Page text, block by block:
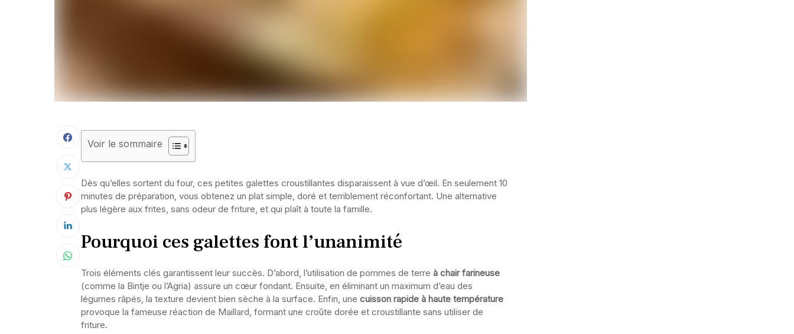
Voir le sommaire
Dès qu’elles sortent du four, ces petites galettes croustillantes disparaissent à vue d’œil. En seulement 10
minutes de préparation, vous obtenez un plat simple, doré et terriblement réconfortant. Une alternative
plus légère aux frites, sans odeur de friture, et qui plaît à toute la famille.
Pourquoi ces galettes font l’unanimité
Trois éléments clés garantissent leur succès. D’abord, l’utilisation de pommes de terre à chair farineuse
(comme la Bintje ou l’Agria) assure un cœur fondant. Ensuite, en éliminant un maximum d’eau des
légumes râpés, la texture devient bien sèche à la surface. Enfin, une cuisson rapide à haute température
provoque la fameuse réaction de Maillard, formant une croûte dorée et croustillante sans utiliser de
friture.